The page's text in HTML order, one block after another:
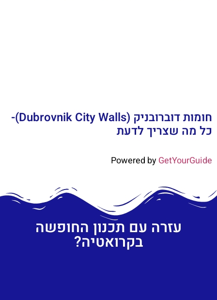
חומות דוברובניק (Dubrovnik City Walls)-
כל מה שצריך לדעת
Powered byGetYourGuide
עזרה עם תכנון החופשה
בקרואטיה?